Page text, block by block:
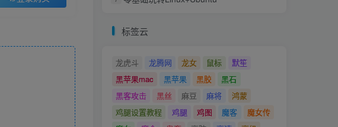
标签云
龙虎斗 龙腾网 龙女 鼠标
默笙
黑苹果mac
黑苹果 黑胶
黑石
黑客攻击
黑丝 麻豆 麻将
鸿蒙
鸡腿设置教程
鸡腿 鸡图 魔客
魔女传